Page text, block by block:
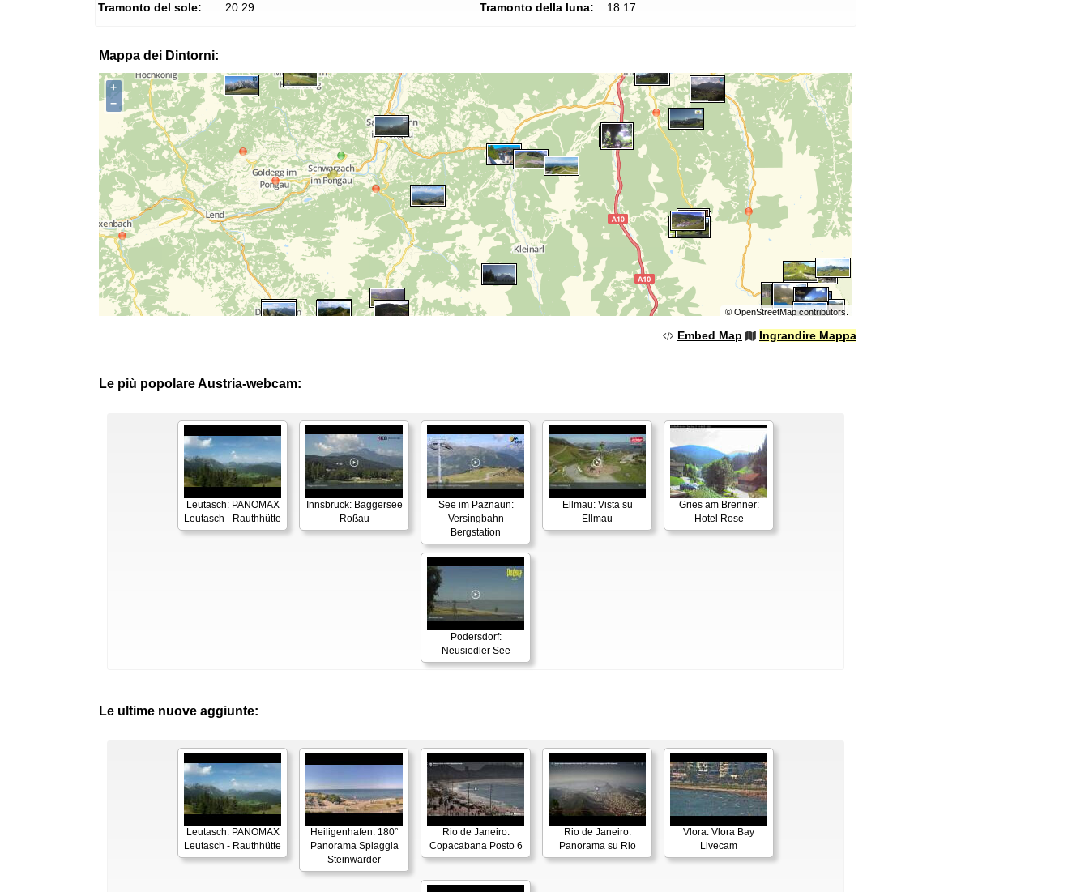
Tramonto del sole:
20:29
Tramonto della luna:
18:17
Mappa dei Dintorni:
+
−
© OpenStreetMapcontributors.
Embed Map Ingrandire Mappa
Le più popolare Austria-webcam:
Leutasch: PANOMAX
Leutasch - Rauthhütte
Innsbruck: Baggersee
Roßau
See im Paznaun:
Versingbahn
Bergstation
Ellmau: Vista su
Ellmau
Gries am Brenner:
Hotel Rose
Podersdorf:
Neusiedler See
Le ultime nuove aggiunte:
Leutasch: PANOMAX
Leutasch - Rauthhütte
Heiligenhafen: 180°
Panorama Spiaggia
Steinwarder
Rio de Janeiro:
Copacabana Posto 6
Rio de Janeiro:
Panorama su Rio
Vlora: Vlora Bay
Livecam